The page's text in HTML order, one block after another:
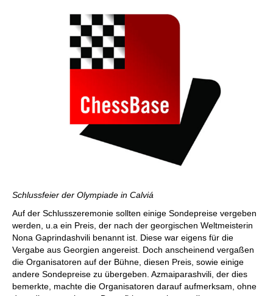
Schlussfeier der Olympiade in Calviá
Auf der Schlusszeremonie sollten einige Sondepreise vergeben
werden, u.a ein Preis, der nach der georgischen Weltmeisterin
Nona Gaprindashvili benannt ist. Diese war eigens für die
Vergabe aus Georgien angereist. Doch anscheinend vergaßen
die Organisatoren auf der Bühne, diesen Preis, sowie einige
andere Sondepreise zu übergeben. Azmaiparashvili, der dies
bemerkte, machte die Organisatoren darauf aufmerksam, ohne